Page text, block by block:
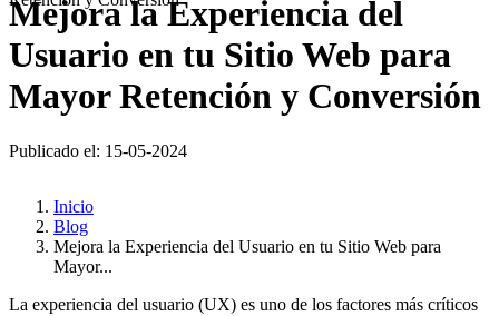
Mejora la Experiencia del
Usuario en tu Sitio Web para
Mayor Retención y Conversión
Publicado el: 15-05-2024
Inicio
Blog
Mejora la Experiencia del Usuario en tu Sitio Web para
Mayor...
La experiencia del usuario (UX) es uno de los factores más críticos